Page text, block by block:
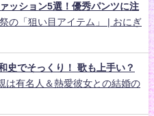
ッション5選！優秀パンツに注
の「狙い目アイテム」 | おにぎ
史でそっくり！ 歌も上手い？
は有名人＆熱愛彼女との結婚の